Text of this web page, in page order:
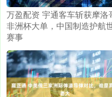
万盈配资 宇通客车斩获摩洛
非洲杯大单，中国制造护航
赛事